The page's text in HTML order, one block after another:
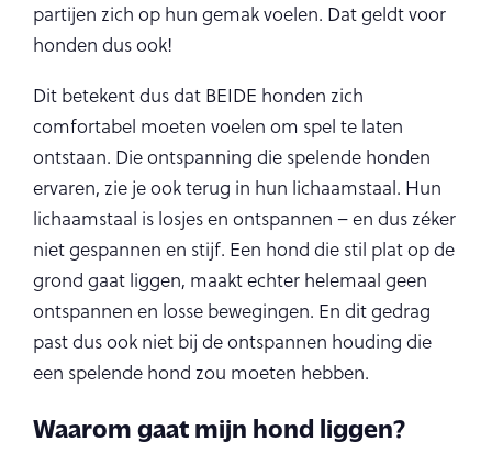
partijen zich op hun gemak voelen. Dat geldt voor
honden dus ook!
Dit betekent dus dat BEIDE honden zich
comfortabel moeten voelen om spel te laten
ontstaan. Die ontspanning die spelende honden
ervaren, zie je ook terug in hun lichaamstaal. Hun
lichaamstaal is losjes en ontspannen – en dus zéker
niet gespannen en stijf. Een hond die stil plat op de
grond gaat liggen, maakt echter helemaal geen
ontspannen en losse bewegingen. En dit gedrag
past dus ook niet bij de ontspannen houding die
een spelende hond zou moeten hebben.
Waarom gaat mijn hond liggen?